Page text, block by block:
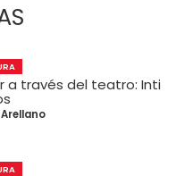
a través del teatro: Inti
Arellano